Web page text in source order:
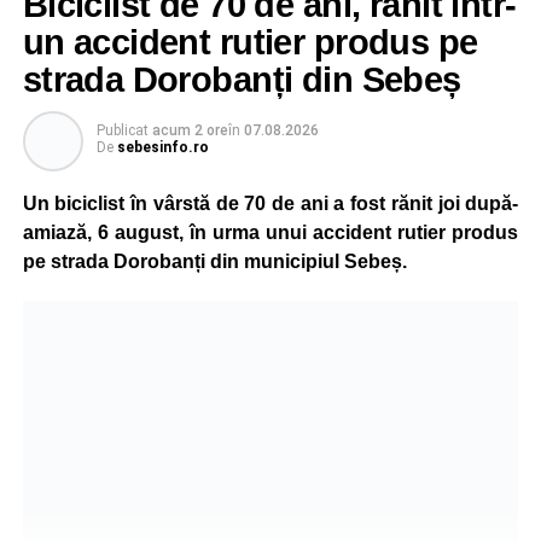
un accident rutier produs pe
strada Dorobanți din Sebeș
Publicat acum 2 oreîn 07.08.2026
De sebesinfo.ro
Un biciclist în vârstă de 70 de ani a fost rănit joi după-
amiază, 6 august, în urma unui accident rutier produs
pe strada Dorobanți din municipiul Sebeș.